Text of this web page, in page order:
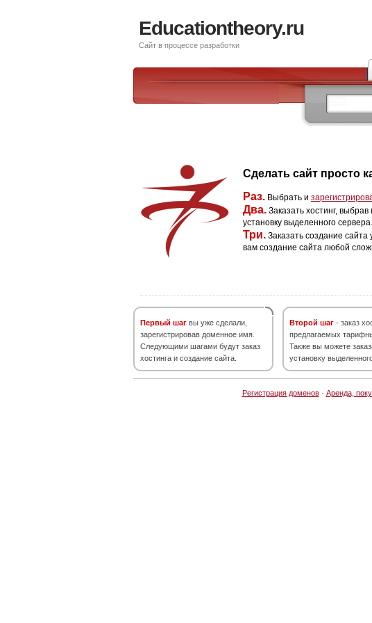
Educationtheory.ru
Сайт в процессе разработки
Сделать сайт просто
Раз. Выбрать и
Два. Заказать хостинг,
установку выделенного сервера.
Три. Заказать создание
вам создание сайта любой
Первый шаг вы уже сделали,
зарегистрировав доменное имя.
Следующими шагами будут заказ
хостинга и создание сайта.
Второй шаг - заказ
предлагаемых
Также вы можете
установку
Регистрация доменов· Аренда,